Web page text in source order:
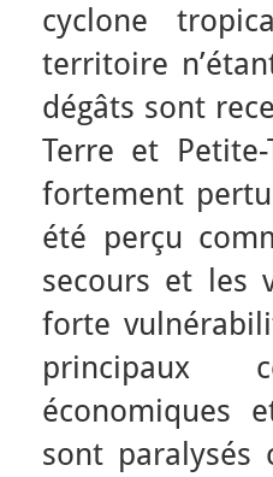
cyclone
territoire
dégâts sont
Terre et
fortement
été perçu
secours et les
forte
principaux
économiques
sont